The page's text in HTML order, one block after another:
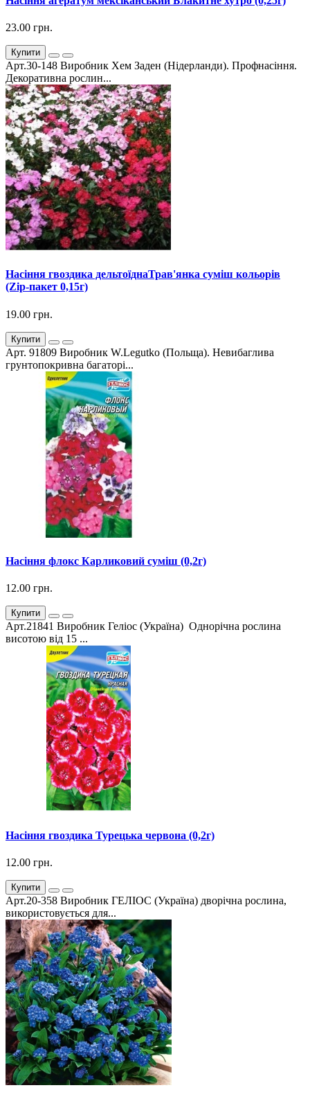
23.00 грн.
Купити
Арт.30-148 Виробник Хем Заден (Нідерланди). Профнасіння.
Декоративна рослин...
Насіння гвоздика дельтоїднаТрав'янка суміш кольорів
(Zip-пакет 0,15г)
19.00 грн.
Купити
Арт. 91809 Виробник W.Legutko (Польща). Невибаглива
грунтопокривна багаторі...
Насіння флокс Карликовий суміш (0,2г)
12.00 грн.
Купити
Арт.21841 Виробник Геліос (Україна) Однорічна рослина
висотою від 15 ...
Насіння гвоздика Турецька червона (0,2г)
12.00 грн.
Купити
Арт.20-358 Виробник ГЕЛІОС (Україна) дворічна рослина,
використовується для...